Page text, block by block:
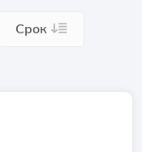
Срок